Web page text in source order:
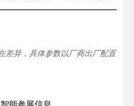
差异，具体参数以厂商出厂配置